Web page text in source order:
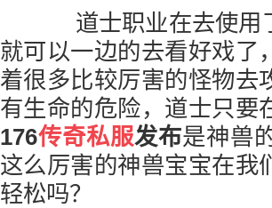
道士职业在去使用
就可以一边的去看好戏了
着很多比较厉害的怪物去
有生命的危险，道士只要
176传奇私服发布是神兽
这么厉害的神兽宝宝在我
轻松吗？